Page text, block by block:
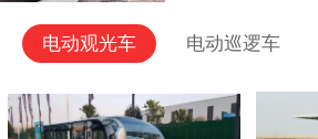
电动观光车 电动巡逻车